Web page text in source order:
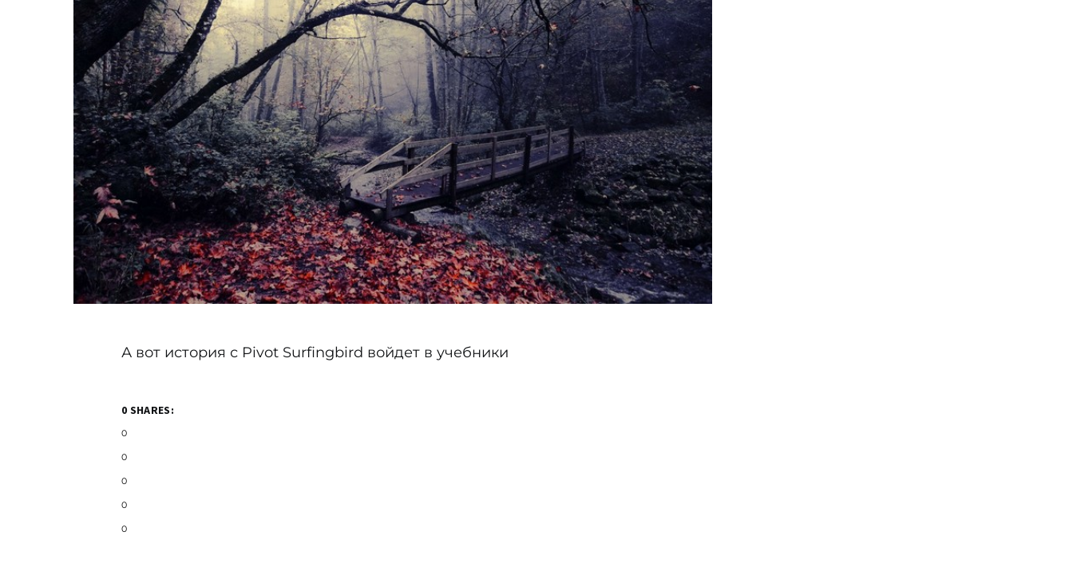
А вот история с Pivot Surfingbird войдет в учебники
0 SHARES:
0
0
0
0
0